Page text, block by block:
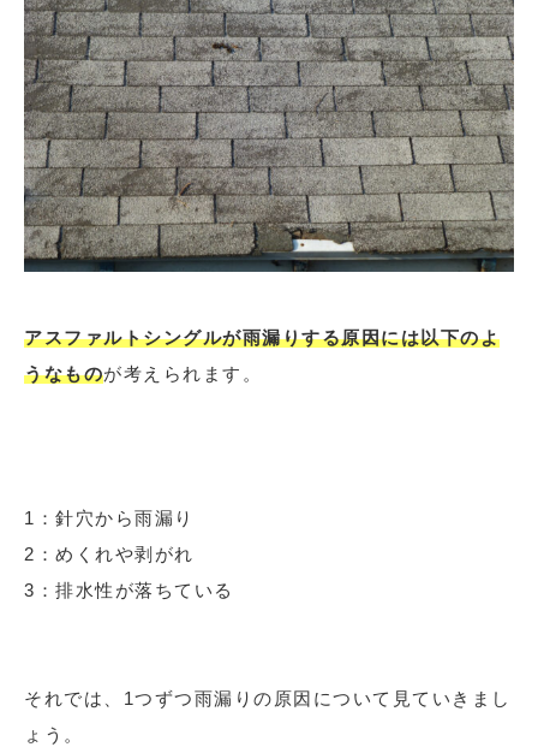
アスファルトシングルが雨漏りする原因には以下のよ
うなものが考えられます。
1：針穴から雨漏り
2：めくれや剥がれ
3： 排水性が落ちている
それでは、1つずつ雨漏りの原因について見ていきまし
ょう。